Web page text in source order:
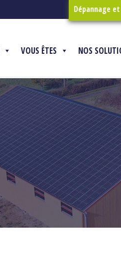
Dépannage
VOUS ÊTES NOS